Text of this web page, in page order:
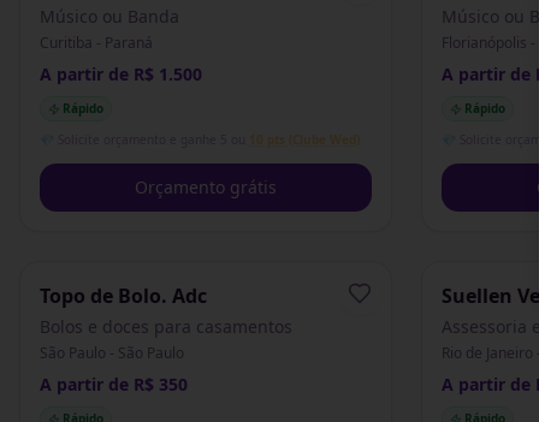
Músico ou Banda
Curitiba - Paraná
A partir de R$ 1.500
Rápido
10 pts (Clube Wed)
Orçamento grátis
Músico ou
Florianópolis -
A partir de
Rápido
💎 Solicite
Topo de Bolo. Adc
Bolos e doces para casamentos
São Paulo - São Paulo
A partir de R$ 350
Rápido
Suellen
Eventos
Assessoria
Rio de Janeiro
A partir de
Rápido